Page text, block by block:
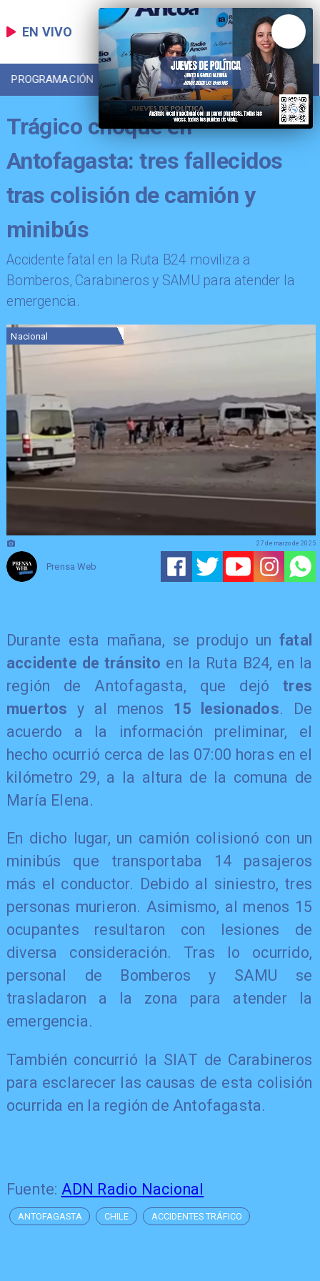
EN VIVO
PROGRAMACIÓN LOCAL DEPORTES
Trágico choque en
Antofagasta: tres fallecidos
tras colisión de camión y
minibús
Accidente fatal en la Ruta B24 moviliza a
Bomberos, Carabineros y SAMU para atender la
emergencia.
Nacional
Prensa Web
27 de marzo de 2025
Durante esta mañana, se produjo unfatal
accidente de tránsito en la Ruta B24, en la
región de Antofagasta, que dejótres
muertos y al menos 15 lesionados. De
acuerdo a la información preliminar, el
hecho ocurrió cerca de las 07:00 horas en el
kilómetro 29, a la altura de la comuna de
María Elena.
En dicho lugar, un camión colisionó con un
minibús que transportaba 14 pasajeros
más el conductor. Debido al siniestro, tres
personas murieron. Asimismo, al menos 15
ocupantes resultaron con lesiones de
diversa consideración. Tras lo ocurrido,
personal de Bomberos y SAMU se
trasladaron a la zona para atender la
emergencia.
También concurrió la SIAT de Carabineros
para esclarecer las causas de esta colisión
ocurrida en la región de Antofagasta.
Fuente: ADN Radio Nacional
ANTOFAGASTA CHILE ACCIDENTES TRÁFICO